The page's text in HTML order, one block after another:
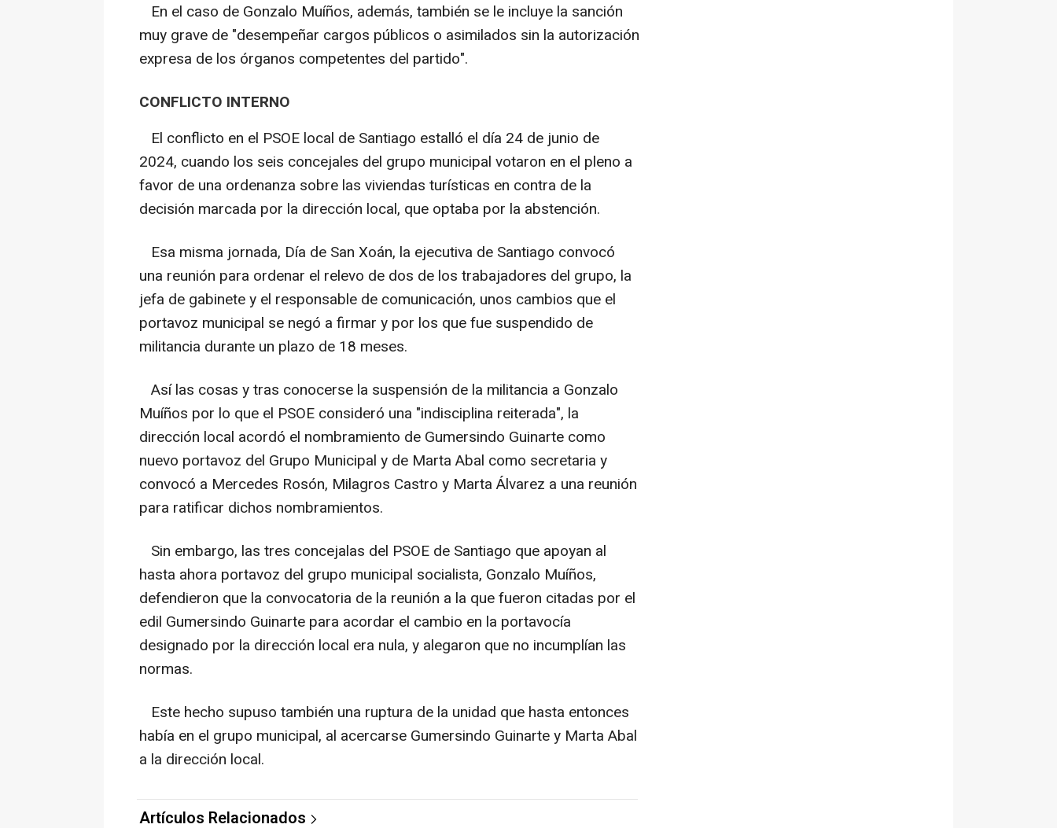
En el caso de Gonzalo Muíños, además, también se le incluye la sanción
muy grave de "desempeñar cargos públicos o asimilados sin la autorización
expresa de los órganos competentes del partido".
CONFLICTO INTERNO
El conflicto en el PSOE local de Santiago estalló el día 24 de junio de
2024, cuando los seis concejales del grupo municipal votaron en el pleno a
favor de una ordenanza sobre las viviendas turísticas en contra de la
decisión marcada por la dirección local, que optaba por la abstención.
Esa misma jornada, Día de San Xoán, la ejecutiva de Santiago convocó
una reunión para ordenar el relevo de dos de los trabajadores del grupo, la
jefa de gabinete y el responsable de comunicación, unos cambios que el
portavoz municipal se negó a firmar y por los que fue suspendido de
militancia durante un plazo de 18 meses.
Así las cosas y tras conocerse la suspensión de la militancia a Gonzalo
Muíños por lo que el PSOE consideró una "indisciplina reiterada", la
dirección local acordó el nombramiento de Gumersindo Guinarte como
nuevo portavoz del Grupo Municipal y de Marta Abal como secretaria y
convocó a Mercedes Rosón, Milagros Castro y Marta Álvarez a una reunión
para ratificar dichos nombramientos.
Sin embargo, las tres concejalas del PSOE de Santiago que apoyan al
hasta ahora portavoz del grupo municipal socialista, Gonzalo Muíños,
defendieron que la convocatoria de la reunión a la que fueron citadas por el
edil Gumersindo Guinarte para acordar el cambio en la portavocía
designado por la dirección local era nula, y alegaron que no incumplían las
normas.
Este hecho supuso también una ruptura de la unidad que hasta entonces
había en el grupo municipal, al acercarse Gumersindo Guinarte y Marta Abal
a la dirección local.
Artículos Relacionados